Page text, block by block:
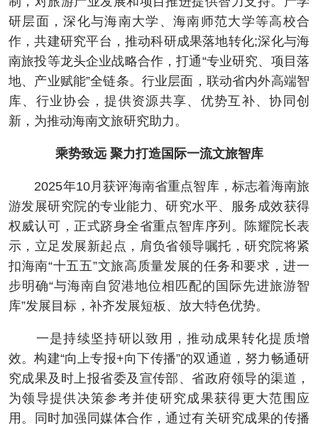
研层面，深化与海南大学、海南师范大学等高校合
作，共建研究平台，推动科研成果落地转化;深化与海
南旅投等龙头企业战略合作，打通“专业研究、项目落
地、产业赋能”全链条。行业层面，联动省内外高端智
库、行业协会，提供资源共享、优势互补、协同创
新，为推动海南文旅研究助力。
乘势致远 聚力打造国际一流文旅智库
2025年10月获评海南省重点智库，标志着海南旅
游发展研究院的专业能力、研究水平、服务成效获得
权威认可，正式跻身全省重点智库序列。陈耀院长表
示，立足发展新起点，肩负省领导嘱托，研究院将紧
扣海南“十五五”文旅高质量发展的任务和要求，进一
步明确“与海南自贸港地位相匹配的国际先进旅游智
库”发展目标，补齐发展短板、放大特色优势。
一是持续坚持研以致用，推动成果转化提质增
效。构建“向上专报+向下传播”的双通道，努力畅通研
究成果及时上报省委及宣传部、省政府领导的渠道，
为领导提供决策参考并使研究成果获得更大范围应
用。同时加强同媒体合作，通过有关研究成果的传播